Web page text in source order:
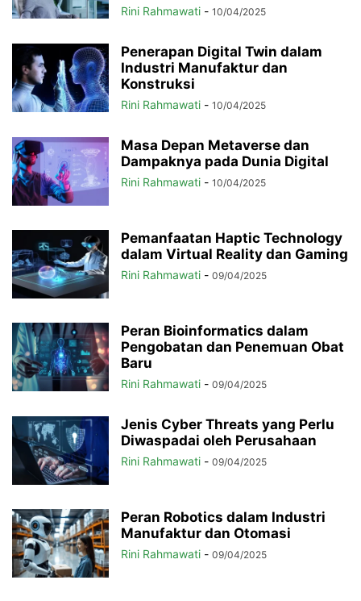
Rini Rahmawati - 10/04/2025
Penerapan Digital Twin dalam
Industri Manufaktur dan
Konstruksi
Rini Rahmawati - 10/04/2025
Masa Depan Metaverse dan
Dampaknya pada Dunia Digital
Rini Rahmawati - 10/04/2025
Pemanfaatan Haptic Technology
dalam Virtual Reality dan Gaming
Rini Rahmawati - 09/04/2025
Peran Bioinformatics dalam
Pengobatan dan Penemuan Obat
Baru
Rini Rahmawati - 09/04/2025
Jenis Cyber Threats yang Perlu
Diwaspadai oleh Perusahaan
Rini Rahmawati - 09/04/2025
Peran Robotics dalam Industri
Manufaktur dan Otomasi
Rini Rahmawati - 09/04/2025